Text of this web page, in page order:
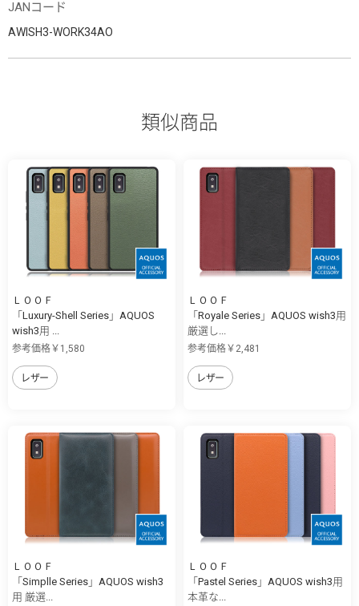
JANコード
AWISH3-WORK34AO
類似商品
ＬＯＯＦ
「Luxury-Shell Series」AQUOS
wish3用 ...
参考価格￥1,580
レザー
ＬＯＯＦ
「Royale Series」AQUOS wish3用
厳選し...
参考価格￥2,481
レザー
ＬＯＯＦ
「Simplle Series」AQUOS wish3
用 厳選...
ＬＯＯＦ
「Pastel Series」AQUOS wish3用
本革な...